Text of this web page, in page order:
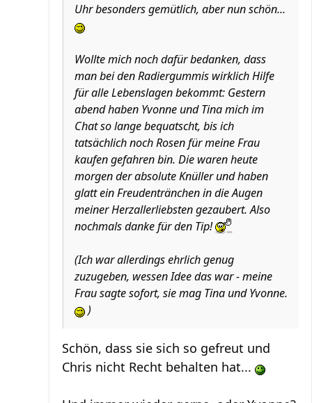
Uhr besonders gemütlich, aber nun schön...
Wollte mich noch dafür bedanken, dass
man bei den Radiergummis wirklich Hilfe
für alle Lebenslagen bekommt: Gestern
abend haben Yvonne und Tina mich im
Chat so lange bequatscht, bis ich
tatsächlich noch Rosen für meine Frau
kaufen gefahren bin. Die waren heute
morgen der absolute Knüller und haben
glatt ein Freudentränchen in die Augen
meiner Herzallerliebsten gezaubert. Also
nochmals danke für den Tip!
(Ich war allerdings ehrlich genug
zuzugeben, wessen Idee das war - meine
Frau sagte sofort, sie mag Tina und Yvonne.
)
Schön, dass sie sich so gefreut und
Chris nicht Recht behalten hat...